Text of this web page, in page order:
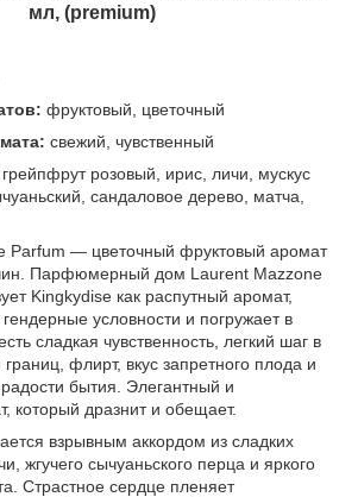
мл, (premium)
фруктовый, цветочный
свежий, чувственный
розовый, ирис, личи, мускус
сандаловое дерево, матча,
Parfum — цветочный фруктовый аромат
Парфюмерный дом Laurent Mazzone
Kingkydise как распутный аромат,
условности и погружает в
сладкая чувственность, легкий шаг в
флирт, вкус запретного плода и
бытия. Элегантный и
который дразнит и обещает.
взрывным аккордом из сладких
жгучего сычуаньского перца и яркого
Страстное сердце пленяет